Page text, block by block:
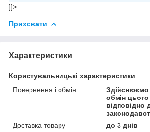
]]>
Приховати
Характеристики
Користувальницькі характеристики
Повернення і обмін
Здійснюємо
обмін
відповідно
Доставка товару
до 3 днів